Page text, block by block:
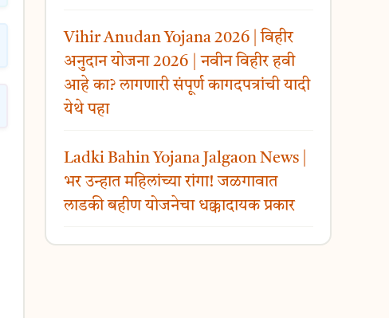
Vihir Anudan Yojana 2026 | विहीर
अनुदान योजना 2026 | नवीन विहीर हवी
आहे का? लागणारी संपूर्ण कागदपत्रांची यादी
येथे पहा
Ladki Bahin Yojana Jalgaon News |
भर उन्हात महिलांच्या रांगा! जळगावात
लाडकी बहीण योजनेचा धक्कादायक प्रकार